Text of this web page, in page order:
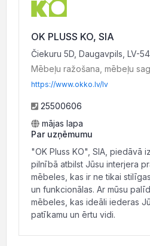
OK PLUSS KO, SIA
Čiekuru 5D, Daugavpils, LV-
Mēbeļu ražošana, mēbeļu
https://www.okko.lv/lv
25500606
mājas lapa
Par uzņēmumu
"OK Pluss KO", SIA, piedāvā
pilnībā atbilst Jūsu interjera
mēbeles, kas ir ne tikai
un funkcionālas. Ar mūsu
mēbeles, kas ideāli iederas
patīkamu un ērtu vidi.